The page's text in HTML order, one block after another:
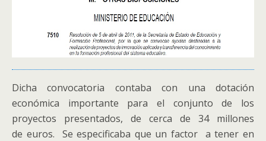
Dicha convocatoria contaba con una dotación
económica importante para el conjunto de los
proyectos presentados, de cerca de 34 millones
de euros. Se especificaba que un factor a tener en